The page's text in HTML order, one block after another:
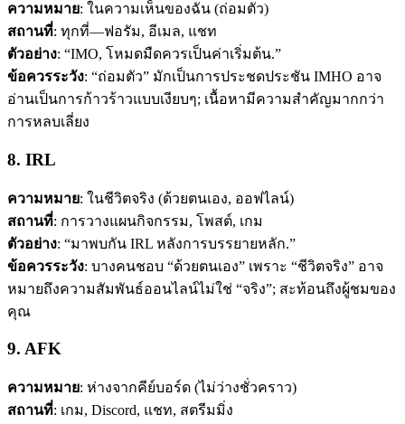
ความหมาย: ในความเห็นของฉัน (ถ่อมตัว)
สถานที่: ทุกที่—ฟอรัม, อีเมล, แชท
ตัวอย่าง: “IMO, โหมดมืดควรเป็นค่าเริ่มต้น.”
ข้อควรระวัง: “ถ่อมตัว” มักเป็นการประชดประชัน IMHO อาจ
อ่านเป็นการก้าวร้าวแบบเงียบๆ; เนื้อหามีความสำคัญมากกว่า
การหลบเลี่ยง
8. IRL
ความหมาย: ในชีวิตจริง (ด้วยตนเอง, ออฟไลน์)
สถานที่: การวางแผนกิจกรรม, โพสต์, เกม
ตัวอย่าง: “มาพบกัน IRL หลังการบรรยายหลัก.”
ข้อควรระวัง: บางคนชอบ “ด้วยตนเอง” เพราะ “ชีวิตจริง” อาจ
หมายถึงความสัมพันธ์ออนไลน์ไม่ใช่ “จริง”; สะท้อนถึงผู้ชมของ
คุณ
9. AFK
ความหมาย: ห่างจากคีย์บอร์ด (ไม่ว่างชั่วคราว)
สถานที่: เกม, Discord, แชท, สตรีมมิ่ง